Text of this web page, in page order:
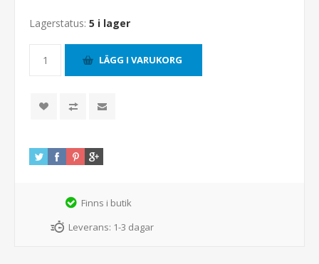
Lagerstatus: 5 i lager
Finns i butik
Leverans: 1-3 dagar